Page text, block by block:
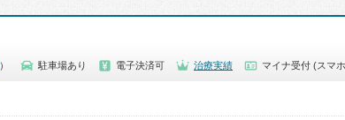
） 駐車場あり 電子決済可 治療実績 マイナ受付 (スマ